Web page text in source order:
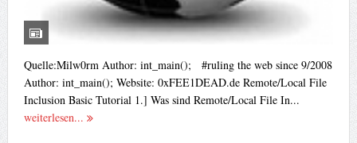
Quelle:Milw0rm Author: int_main(); #ruling the web since 9/2008
Author: int_main(); Website: 0xFEE1DEAD.de Remote/Local File
Inclusion Basic Tutorial 1.] Was sind Remote/Local File In...
weiterlesen...